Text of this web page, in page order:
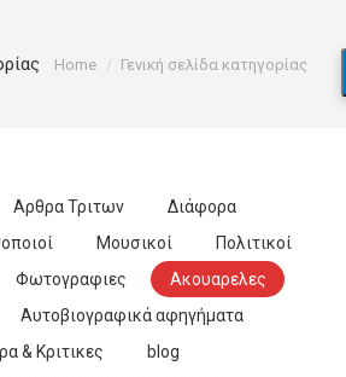
You are here:
Home Γενική σελίδα κατηγορίας
Αρθρα Τριτων
Διάφορα
Μουσικοί
Πολιτικοί
Φωτογραφιες
Ακουαρελες
Αυτοβιογραφικά αφηγήματα
& Κριτικες
blog